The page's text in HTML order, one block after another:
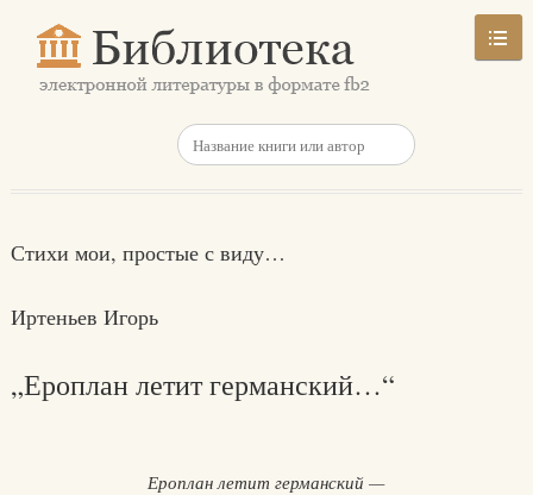
Стихи мои, простые с виду…
Иртеньев Игорь
„Ероплан летит германский…“
Ероплан летит германский —